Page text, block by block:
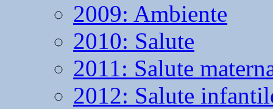
2009: Ambiente
2010: Salute
2011: Salute
2012: Salute